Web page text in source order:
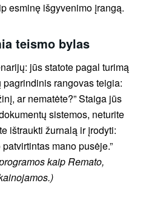
esminę išgyvenimo įrangą.
teismo bylas
jūs statote pagal turimą
rangovas teigia:
ar nematėte?” Staiga jūs
sistemos, neturite
ištraukti žurnalą ir įrodyti:
mano pusėje.”
kaip Remato,